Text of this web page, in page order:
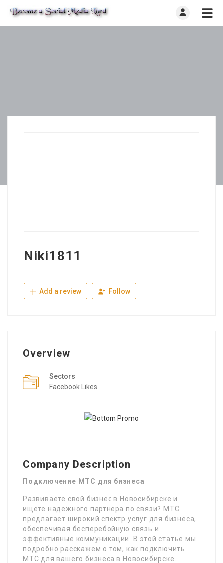
Niki1811
Add a review Follow
Overview
Sectors
Facebook Likes
Company Description
Подключение МТС для бизнеса
Развиваете свой бизнес в Новосибирске и
ищете надежного партнера по связи? МТС
предлагает широкий спектр услуг для бизнеса,
обеспечивая бесперебойную связь и
эффективные коммуникации. В этой статье мы
подробно расскажем о том, как подключить
МТС для вашего бизнеса в Новосибирске.